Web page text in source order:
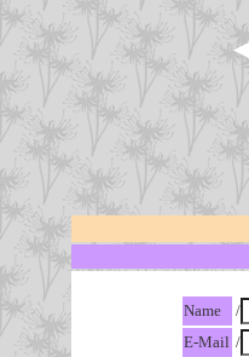
Name
/
E-Mail /